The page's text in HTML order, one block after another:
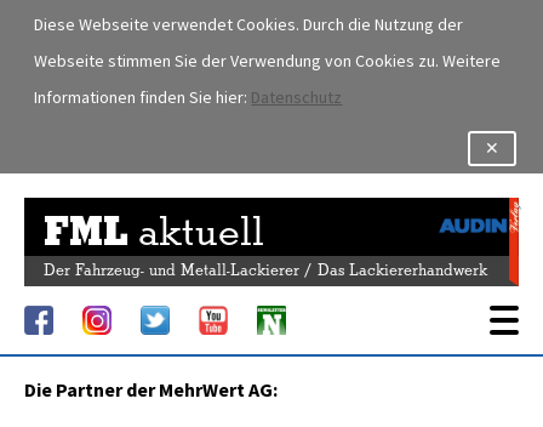
Diese Webseite verwendet Cookies. Durch die Nutzung der
Webseite stimmen Sie der Verwendung von Cookies zu. Weitere
Informationen finden Sie hier: Datenschutz
✕
FMLaktuell
Der Fahrzeug- und Metall-Lackierer / Das Lackiererhandwerk
Die Partner der MehrWert AG: